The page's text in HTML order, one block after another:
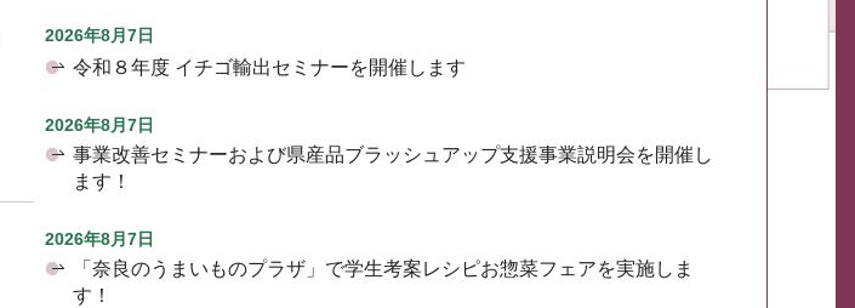
2026年8月7日
令和８年度 イチゴ輸出セミナーを開催します
2026年8月7日
事業改善セミナーおよび県産品ブラッシュアップ支援事業説明会を開催し
ます！
2026年8月7日
「奈良のうまいものプラザ」で学生考案レシピお惣菜フェアを実施しま
す！